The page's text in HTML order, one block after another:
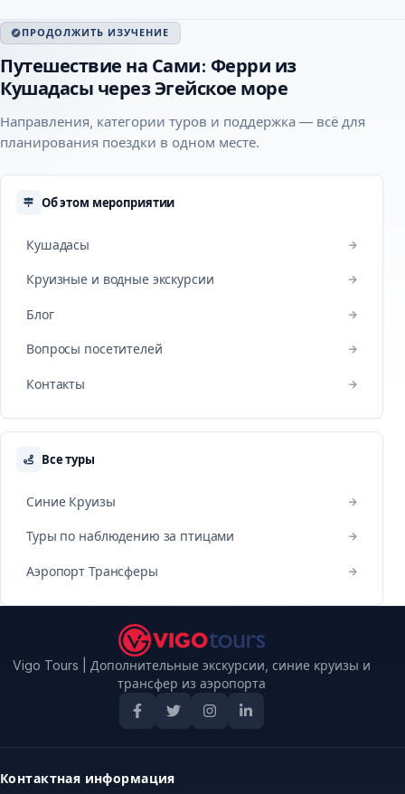
ПРОДОЛЖИТЬ ИЗУЧЕНИЕ
Путешествие на Сами: Ферри из
Кушадасы через Эгейское море
Направления, категории туров и поддержка — всё для
планирования поездки в одном месте.
Об этом мероприятии
Кушадасы
Круизные и водные экскурсии
Блог
Вопросы посетителей
Контакты
Все туры
Синие Круизы
Туры по наблюдению за птицами
Аэропорт Трансферы
Vigo Tours | Дополнительные экскурсии, синие круизы и
трансфер из аэропорта
Контактная информация